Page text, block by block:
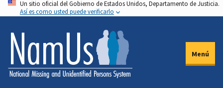
Pasar
al
contenido
principal
Un sitio oficial del Gobierno de Estados Unidos, Departamento de Justicia.
Así es como usted puede verificarlo
Menú